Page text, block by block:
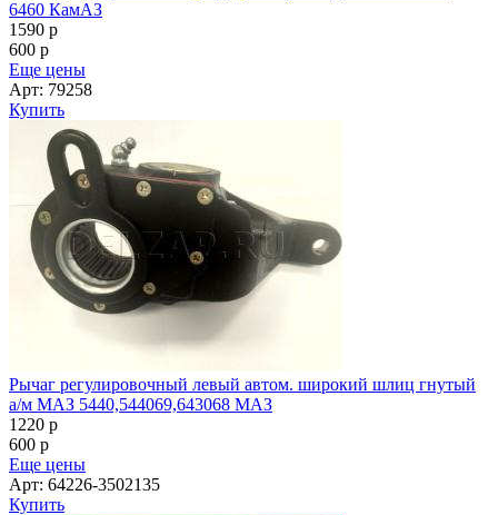
6460 КамАЗ
1590 p
600 p
Еще цены
Арт: 79258
Купить
Рычаг регулировочный левый автом. широкий шлиц гнутый
а/м МАЗ 5440,544069,643068 МАЗ
1220 p
600 p
Еще цены
Арт: 64226-3502135
Купить